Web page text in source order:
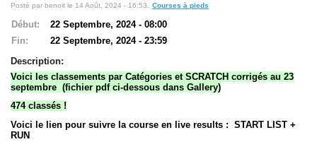
Ski ALPIN
Triathlon
Ski Nordique
Courses à pieds
VTT
Athlétisme
Slalom In-Line
Caisse à savon
Coupe "Journal La Gruyère"
Hippisme
Marche
Posté par benoit le 14 Août, 2024 - 16:53. Courses à pieds
Début:
22 Septembre, 2024 - 08:00
Fin:
22 Septembre, 2024 - 23:59
Description:
Voici les classements par Catégories et SCRATCH corrigés au 23
septembre (fichier pdf ci-dessous dans Gallery)
474 classés !
Voici le lien pour suivre la course en live results : START LIST +
RUN